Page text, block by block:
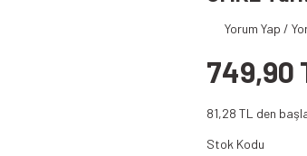
112 Paramedik Yelek
112 Acil Sağlık Polar
Paramedik Swit
Yorum Yap /
749,90
81,28 TL den
Stok Kodu